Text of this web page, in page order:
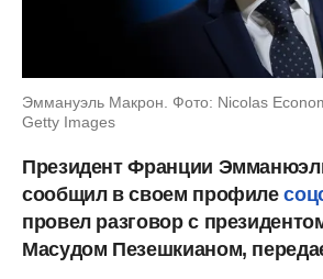
Эммануэль Макрон. Фото: Nicolas
Getty Images
Президент Франции
сообщил в своем профиле
провел разговор с
Масудом Пезешкианом,